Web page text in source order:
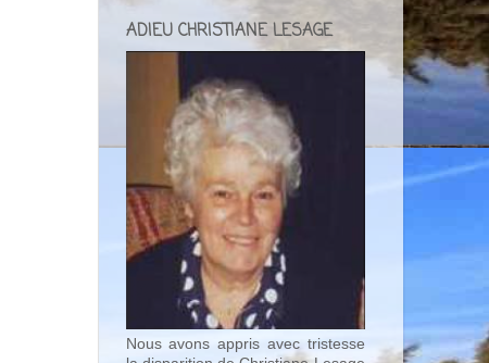
ADIEU CHRISTIANE LESAGE
Nous avons appris avec tristesse